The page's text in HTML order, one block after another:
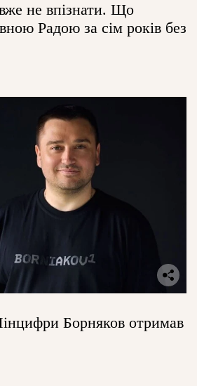
не впізнати. Що
Радою за сім років без
Борняков отримав